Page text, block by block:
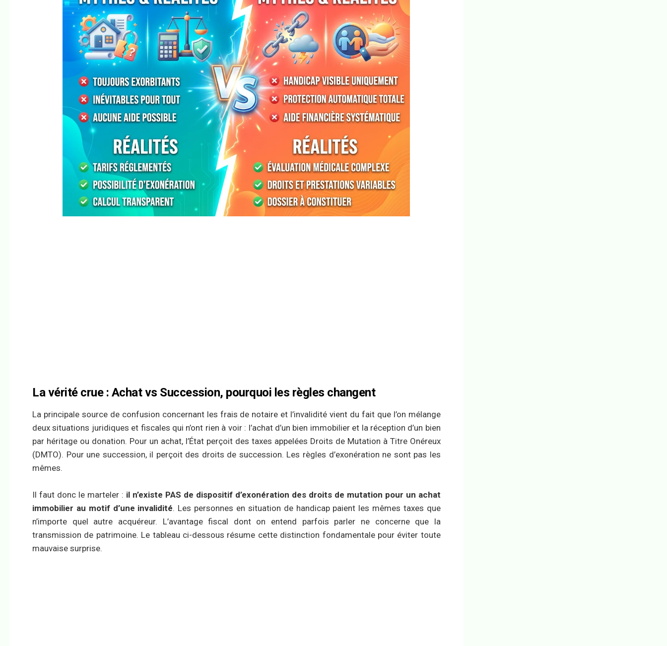
La vérité crue : Achat vs Succession, pourquoi les règles changent
La principale source de confusion concernant les frais de notaire et l’invalidité vient du fait que l’on mélange
deux situations juridiques et fiscales qui n’ont rien à voir : l’achat d’un bien immobilier et la réception d’un bien
par héritage ou donation. Pour un achat, l’État perçoit des taxes appelées Droits de Mutation à Titre Onéreux
(DMTO). Pour une succession, il perçoit des droits de succession. Les règles d’exonération ne sont pas les
mêmes.
Il faut donc le marteler : il n’existe PAS de dispositif d’exonération des droits de mutation pour un achat
immobilier au motif d’une invalidité. Les personnes en situation de handicap paient les mêmes taxes que
n’importe quel autre acquéreur. L’avantage fiscal dont on entend parfois parler ne concerne que la
transmission de patrimoine. Le tableau ci-dessous résume cette distinction fondamentale pour éviter toute
mauvaise surprise.